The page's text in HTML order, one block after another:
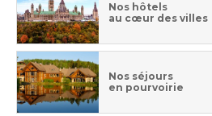
Nos hôtels
au cœur des villes
Nos séjours
en pourvoirie